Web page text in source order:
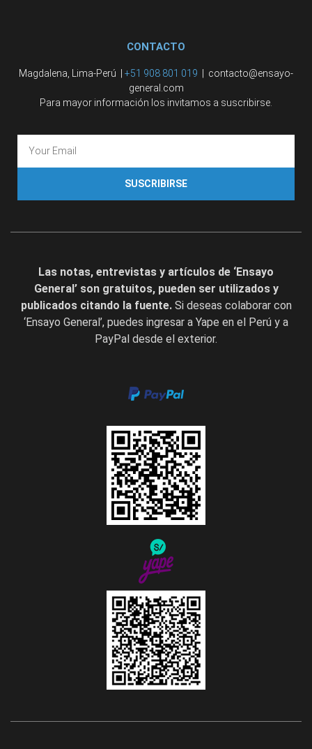
CONTACTO
Magdalena, Lima-Perú | +51 908 801 019
| contacto@ensayo-
general.com
Para mayor información los invitamos a suscribirse.
SUSCRIBIRSE
Las notas, entrevistas y artículos de ‘Ensayo
General’ son gratuitos, pueden ser utilizados y
publicados citando la fuente. Si deseas colaborar con
‘Ensayo General’, puedes ingresar a Yape en el Perú y a
PayPal desde el exterior.